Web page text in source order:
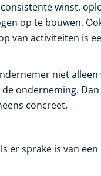
winst,
op te bouwen.
van activiteiten is
niet alleen
onderneming.
concreet.
er sprake is van